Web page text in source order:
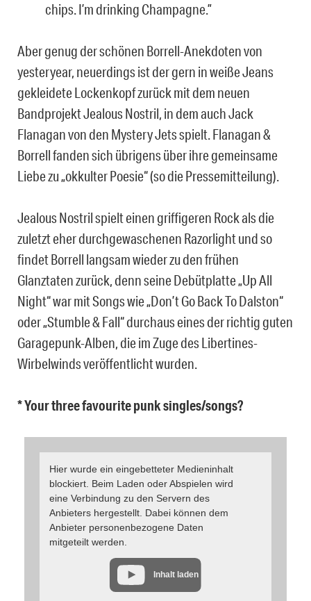
chips. I’m drinking Champagne.”
Aber genug der schönen Borrell-Anekdoten von
yesteryear, neuerdings ist der gern in weiße Jeans
gekleidete Lockenkopf zurück mit dem neuen
Bandprojekt Jealous Nostril, in dem auch Jack
Flanagan von den Mystery Jets spielt. Flanagan &
Borrell fanden sich übrigens über ihre gemeinsame
Liebe zu „okkulter Poesie“ (so die Pressemitteilung).
Jealous Nostril spielt einen griffigeren Rock als die
zuletzt eher durchgewaschenen Razorlight und so
findet Borrell langsam wieder zu den frühen
Glanztaten zurück, denn seine Debütplatte „Up All
Night“ war mit Songs wie „Don’t Go Back To Dalston“
oder „Stumble & Fall“ durchaus eines der richtig guten
Garagepunk-Alben, die im Zuge des Libertines-
Wirbelwinds veröffentlicht wurden.
* Your three favourite punk singles/songs?
Hier wurde ein eingebetteter Medieninhalt
blockiert. Beim Laden oder Abspielen wird
eine Verbindung zu den Servern des
Anbieters hergestellt. Dabei können dem
Anbieter personenbezogene Daten
mitgeteilt werden.
Inhalt laden